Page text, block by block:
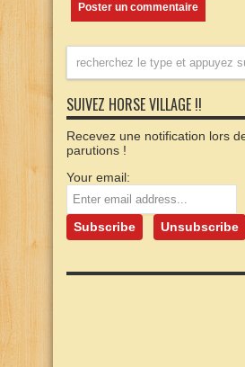
SUIVEZ HORSE VILLAGE !!
Recevez une notification lors
parutions !
Your email: